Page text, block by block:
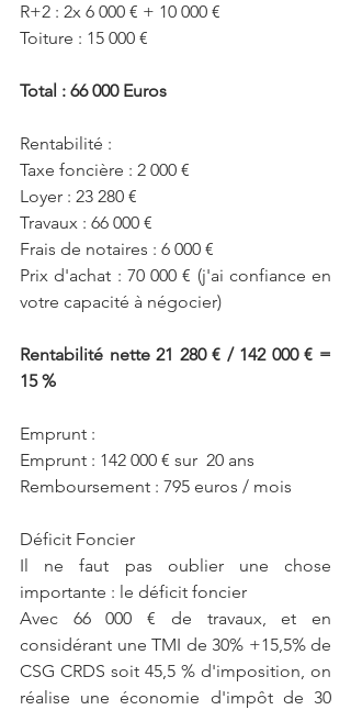
R+2 : 2x 6 000 € + 10 000 €
Toiture : 15 000 €
Total : 66 000 Euros
Rentabilité :
Taxe foncière : 2 000 €
Loyer : 23 280 €
Travaux : 66 000 €
Frais de notaires : 6 000 €
Prix d'achat : 70 000 € (j'ai confiance en
votre capacité à négocier)
Rentabilité nette 21 280 € / 142 000 € =
15 %
Emprunt :
Emprunt : 142 000 € sur  20 ans
Remboursement : 795 euros / mois
Déficit Foncier
Il ne faut pas oublier une chose
importante : le déficit foncier
Avec 66 000 € de travaux, et en
considérant une TMI de 30% +15,5% de
CSG CRDS soit 45,5 % d'imposition, on
réalise une économie d'impôt de 30